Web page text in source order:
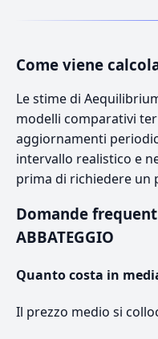
Come viene
Le stime di
modelli comparativi
aggiornamenti
intervallo realistico e
prima di richiedere un
Domande
ABBATEGGIO
Quanto costa in
Il prezzo medio si